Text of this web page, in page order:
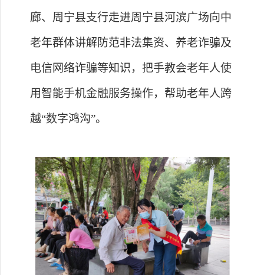
廊、周宁县支行走进周宁县河滨广场向中
老年群体讲解防范非法集资、养老诈骗及
电信网络诈骗等知识，把手教会老年人使
用智能手机金融服务操作，帮助老年人跨
越“数字鸿沟”。